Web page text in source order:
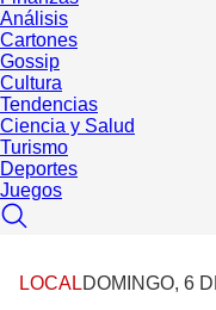
Análisis
Cartones
Gossip
Cultura
Tendencias
Ciencia y Salud
Turismo
Deportes
Juegos
LOCALDOMINGO, 6